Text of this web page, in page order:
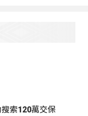
索120萬交保